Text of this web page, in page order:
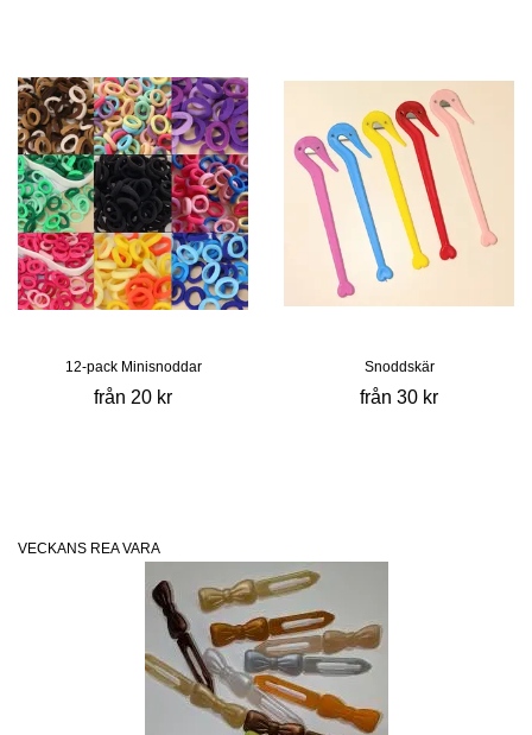
12-pack Minisnoddar
från 20 kr
Snoddskär
från 30 kr
VECKANS REA VARA